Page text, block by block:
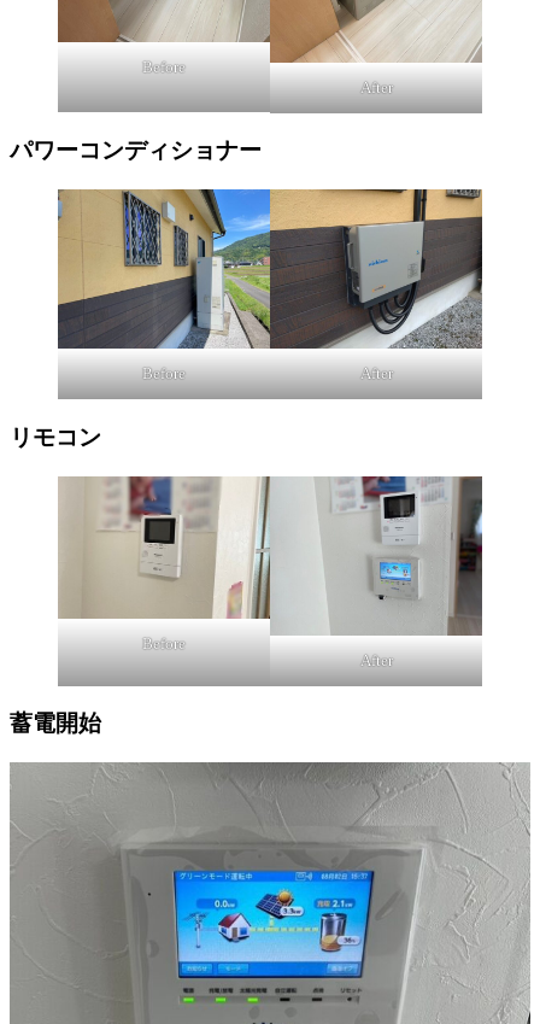
Before
After
パワーコンディショナー
Before After
リモコン
Before
After
蓄電開始